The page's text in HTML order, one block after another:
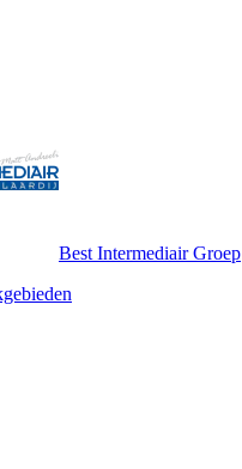
Best Intermediair Groep